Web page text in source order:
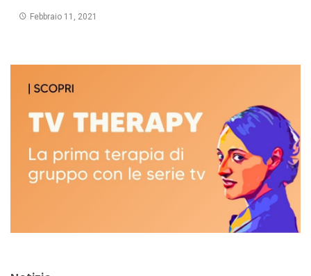
Febbraio 11, 2021